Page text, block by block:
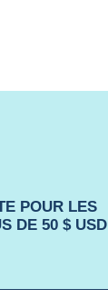
POUR LES
DE 50 $ USD